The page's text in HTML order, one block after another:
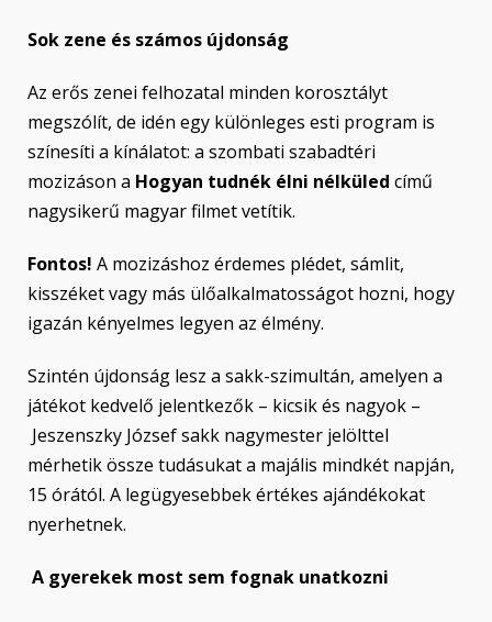
Sok zene és számos újdonság
Az erős zenei felhozatal minden korosztályt
megszólít, de idén egy különleges esti program is
színesíti a kínálatot: a szombati szabadtéri
mozizáson a Hogyan tudnék élni nélküled című
nagysikerű magyar filmet vetítik.
Fontos! A mozizáshoz érdemes plédet, sámlit,
kisszéket vagy más ülőalkalmatosságot hozni, hogy
igazán kényelmes legyen az élmény.
Szintén újdonság lesz a sakk-szimultán, amelyen a
játékot kedvelő jelentkezők – kicsik és nagyok –
Jeszenszky József sakk nagymester jelölttel
mérhetik össze tudásukat a majális mindkét napján,
15 órától. A legügyesebbek értékes ajándékokat
nyerhetnek.
A gyerekek most sem fognak unatkozni